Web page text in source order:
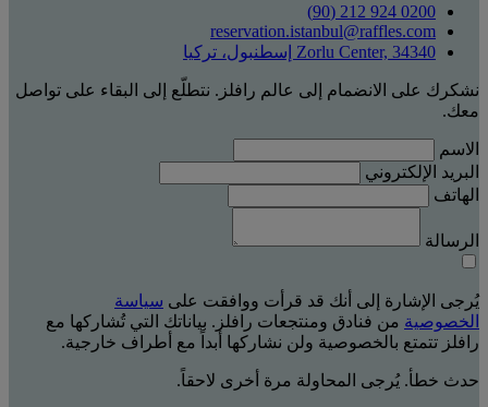
0200 924 212 (90)
reservation.istanbul@raffles.com
Zorlu Center, 34340 إسطنبول، تركيا
نشكرك على الانضمام إلى عالم رافلز. نتطلّع إلى البقاء على تواصل
معك.
الاسم
البريد الإلكتروني
الهاتف
الرسالة
يُرجى الإشارة إلى أنك قد قرأت ووافقت على سياسة
الخصوصية من فنادق ومنتجعات رافلز. بياناتك التي تُشاركها مع
رافلز تتمتع بالخصوصية ولن نشاركها أبداً مع أطراف خارجية.
حدث خطأ. يُرجى المحاولة مرة أخرى لاحقاً.